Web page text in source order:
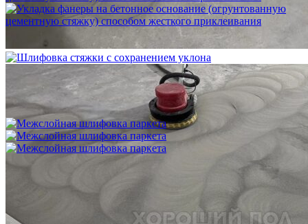
Укладка фанеры на бетонное основание (огрунтованную
цементную стяжку) способом жесткого приклеивания
750 ₽